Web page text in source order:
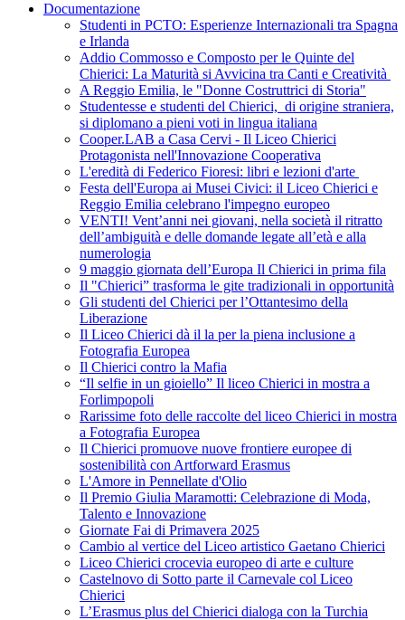
Documentazione
Studenti in PCTO: Esperienze Internazionali tra Spagna
e Irlanda
Addio Commosso e Composto per le Quinte del
Chierici: La Maturità si Avvicina tra Canti e Creatività
A Reggio Emilia, le "Donne Costruttrici di Storia"
Studentesse e studenti del Chierici, di origine straniera,
si diplomano a pieni voti in lingua italiana
Cooper.LAB a Casa Cervi - Il Liceo Chierici
Protagonista nell'Innovazione Cooperativa
L'eredità di Federico Fioresi: libri e lezioni d'arte
Festa dell'Europa ai Musei Civici: il Liceo Chierici e
Reggio Emilia celebrano l'impegno europeo
VENTI! Vent’anni nei giovani, nella società il ritratto
dell’ambiguità e delle domande legate all’età e alla
numerologia
9 maggio giornata dell’Europa Il Chierici in prima fila
Il "Chierici” trasforma le gite tradizionali in opportunità
Gli studenti del Chierici per l’Ottantesimo della
Liberazione
Il Liceo Chierici dà il la per la piena inclusione a
Fotografia Europea
Il Chierici contro la Mafia
“Il selfie in un gioiello” Il liceo Chierici in mostra a
Forlimpopoli
Rarissime foto delle raccolte del liceo Chierici in mostra
a Fotografia Europea
Il Chierici promuove nuove frontiere europee di
sostenibilità con Artforward Erasmus
L'Amore in Pennellate d'Olio
Il Premio Giulia Maramotti: Celebrazione di Moda,
Talento e Innovazione
Giornate Fai di Primavera 2025
Cambio al vertice del Liceo artistico Gaetano Chierici
Liceo Chierici crocevia europeo di arte e culture
Castelnovo di Sotto parte il Carnevale col Liceo
Chierici
L’Erasmus plus del Chierici dialoga con la Turchia